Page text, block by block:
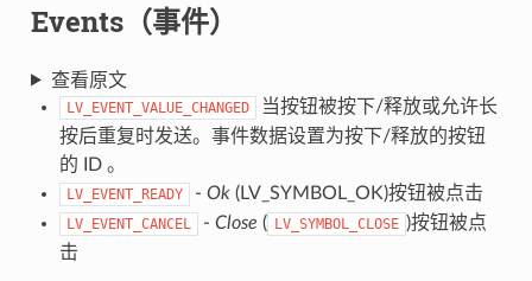
Events（事件）
查看原文
LV_EVENT_VALUE_CHANGED
当按钮被按下/释放或允许长
按后重复时发送。事件数据设置为按下/释放的按钮
的 ID 。
LV_EVENT_READY - Ok(LV_SYMBOL_OK)按钮被点击
LV_EVENT_CANCEL - Close ( LV_SYMBOL_CLOSE )按钮被点
击